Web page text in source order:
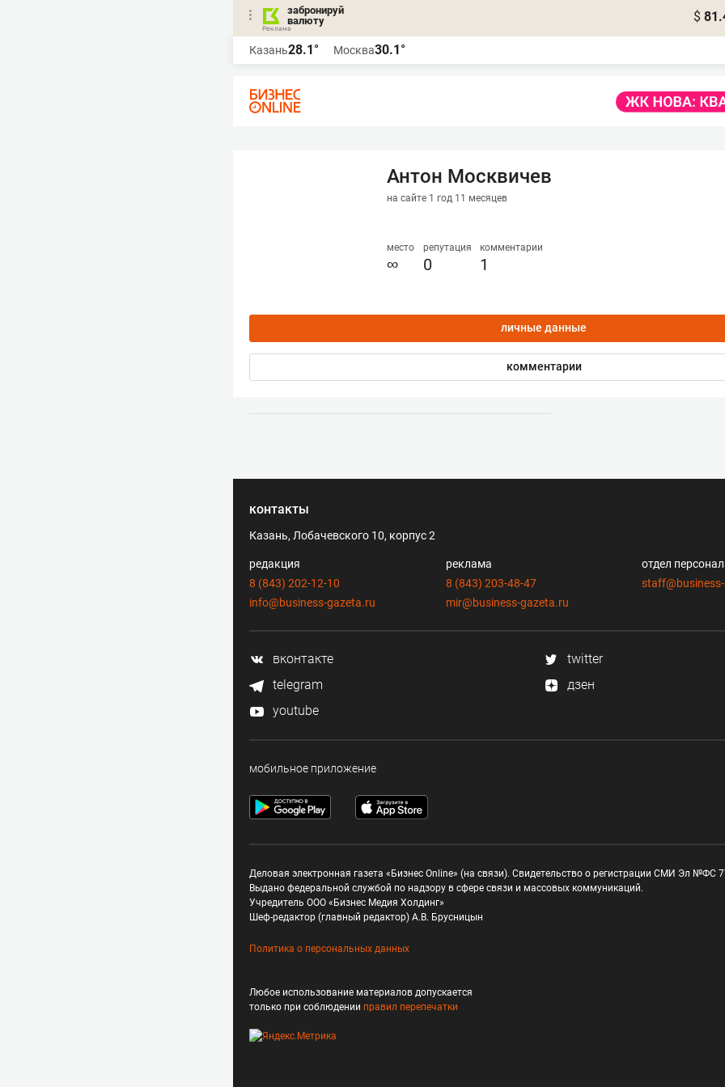
забронируй
валюту
$
Казань28.1° Москва30.1°
Антон Москвичев
на сайте 1 год 11 месяцев
место
∞
репутация
0
комментарии
1
личные данные
комментарии
контакты
Казань, Лобачевского 10, корпус 2
редакция
8 (843) 202-12-10
info@business-gazeta.ru
реклама
8 (843) 203-48-47
mir@business-gazeta.ru
отдел
вконтакте
twitter
telegram
дзен
youtube
мобильное приложение
Деловая электронная газета «Бизнес Online» (на связи). Свидетельство о регистрации СМИ Эл №ФС
Выдано федеральной службой по надзору в сфере связи и массовых коммуникаций.
Учредитель ООО «Бизнес Медия Холдинг»
Шеф-редактор (главный редактор) А.В. Брусницын
Политика о персональных данных
Любое использование материалов допускается
только при соблюдении правил перепечатки